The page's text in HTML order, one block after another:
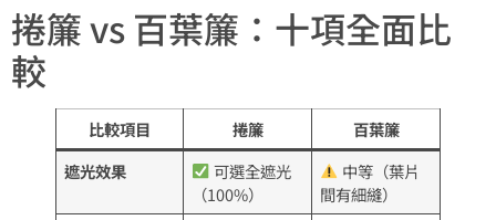
捲簾 vs 百葉簾：十項全面比
較
比較項目 捲簾
百葉簾
遮光效果
可選全遮光
（100%）
中等（葉片
間有細縫）